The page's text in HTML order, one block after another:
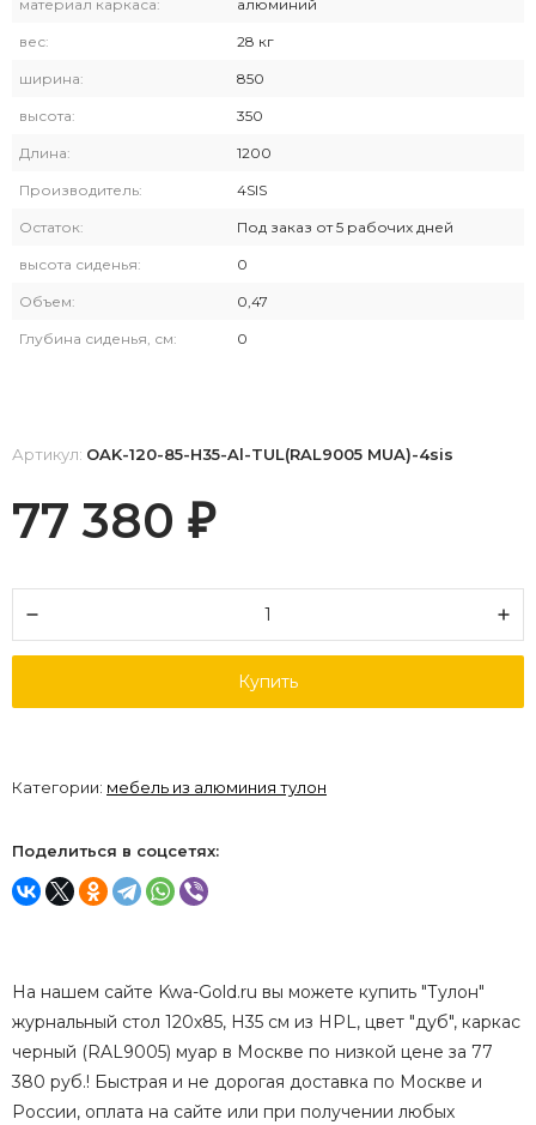
материал каркаса: алюминий
вес: 28 кг
ширина: 850
высота: 350
Длина: 1200
Производитель: 4SIS
Остаток: Под заказ от 5 рабочих дней
высота сиденья: 0
Объем: 0,47
Глубина сиденья, см: 0
Артикул: OAK-120-85-H35-Al-TUL(RAL9005 MUA)-4sis
77 380 ₽
Купить
Категории: мебель из алюминия тулон
Поделиться в соцсетях:
На нашем сайте Kwa-Gold.ru вы можете купить "Тулон"
журнальный стол 120х85, H35 см из HPL, цвет "дуб", каркас
черный (RAL9005) муар в Москве по низкой цене за 77
380 руб.! Быстрая и не дорогая доставка по Москве и
России, оплата на сайте или при получении любых